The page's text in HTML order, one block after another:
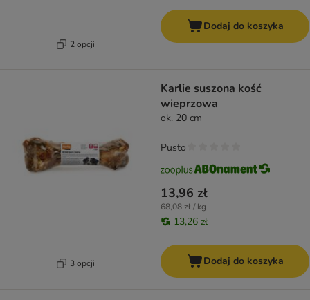
2 opcji
Dodaj do koszyka
3 opcji
Karlie suszona kość
wieprzowa
ok. 20 cm
13,96 zł
68,08 zł / kg
13,26 zł
Pusto
Dodaj do koszyka